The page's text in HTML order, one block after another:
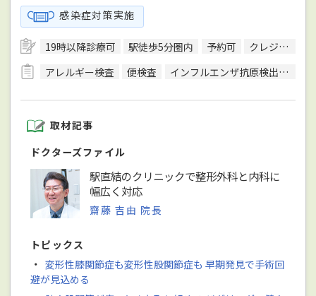
感染症対策実施
19時以降診療可 駅徒歩5分圏内 予約可
クレジットカード対応
アレルギー検査
便検査 インフルエンザ抗原検出キット
取材記事
ドクターズファイル
駅直結のクリニックで整形外科と内科に
幅広く対応
齋藤 吉由 院長
トピックス
・ 変形性膝関節症も変形性股関節症も 早期発見で手術回
避が見込める